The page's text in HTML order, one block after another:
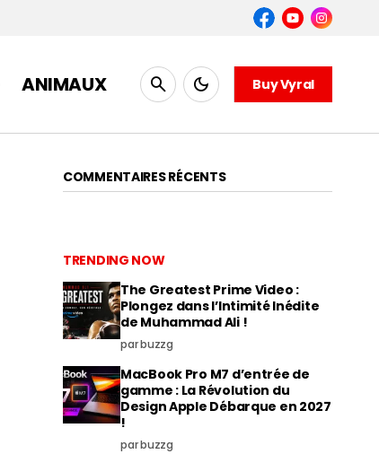
ANIMAUX Buy Vyral
COMMENTAIRES RÉCENTS
TRENDING NOW
The Greatest Prime Video :
Plongez dans l’Intimité Inédite
de Muhammad Ali !
par buzzg
MacBook Pro M7 d’entrée de
gamme : La Révolution du
Design Apple Débarque en 2027
!
par buzzg